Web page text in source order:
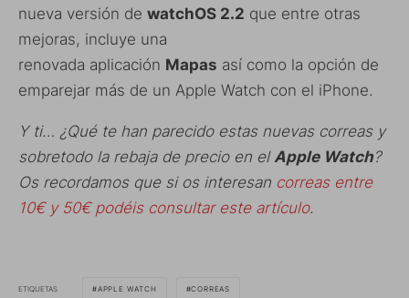
nueva versión de watchOS 2.2 que entre otras
mejoras, incluye una
renovada aplicación Mapas así como la opción de
emparejar más de un Apple Watch con el iPhone.
Y ti… ¿Qué te han parecido estas nuevas correas y
sobretodo la rebaja de precio en elApple Watch?
Os recordamos que si os interesan correas entre
10€ y 50€ podéis consultar este artículo.
ETIQUETAS APPLE WATCH CORREAS